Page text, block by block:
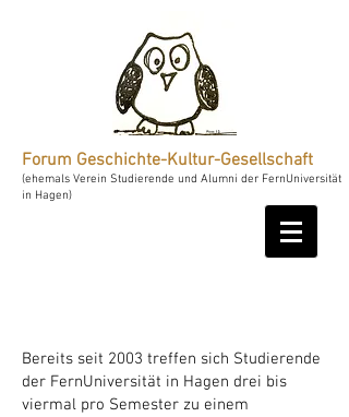
Forum Geschichte-Kultur-Gesellschaft
(ehemals Verein Studierende und Alumni der FernUniversität
in Hagen)
Bereits seit 2003 treffen sich Studierende
der FernUniversität in Hagen drei bis
viermal pro Semester zu einem